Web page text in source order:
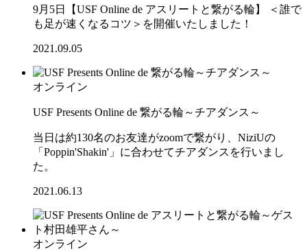
9月5日【USF Online de アスリートと繋がる輪】 ＜誰で
も足が速くなるコツ＞を開催いたしました！
2021.09.05
オンライン
USF Presents Online de 繋がる輪～チアダンス～
当日は約130名のお友達がzoomで繋がり、NiziUの
「Poppin'Shakin'」に合わせてチアダンスを行いまし
た。
2021.06.13
オンライン